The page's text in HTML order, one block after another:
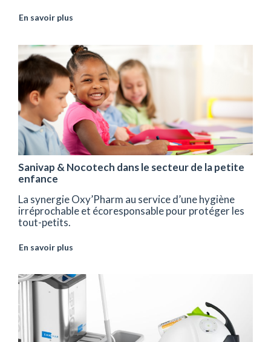
En savoir plus
Sanivap & Nocotech dans le secteur de la petite
enfance
La synergie Oxy’Pharm au service d’une hygiène
irréprochable et écoresponsable pour protéger les
tout-petits.
En savoir plus